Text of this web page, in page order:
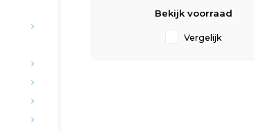
Bekijk voorraad
Vergelijk